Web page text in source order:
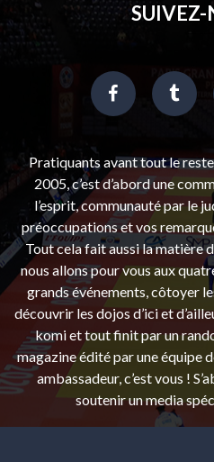
SUIVEZ-
Pratiquants avant tout le
2005, c’est d’abord une
l’esprit, communauté par le
préoccupations et vos
Tout cela fait aussi la matière
nous allons pour vous aux
grands événements, côtoyer
découvrir les dojos d’ici et
komi et tout finit par un
magazine édité par une équipe
ambassadeur, c’est vous !
soutenir un media